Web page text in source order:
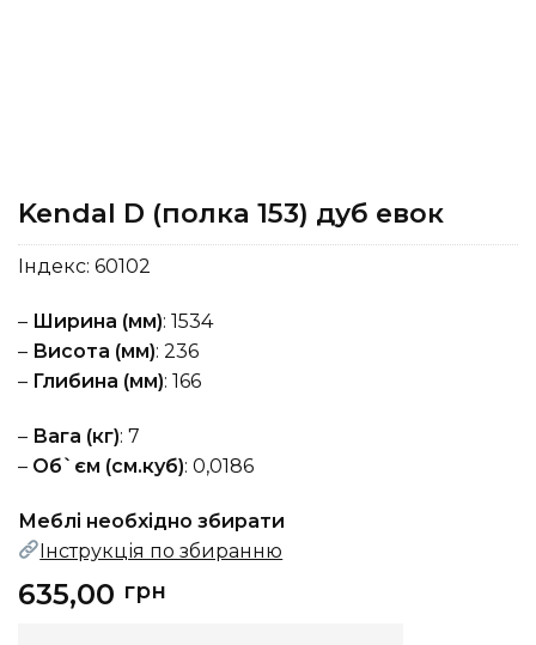
Kendal D (полка 153) дуб евок
Індекс: 60102
– Ширина (мм): 1534
– Висота (мм): 236
– Глибина (мм): 166
– Вага (кг): 7
– Об`єм (см.куб): 0,0186
Меблі необхідно збирати
Інструкція по збиранню
635,00 грн